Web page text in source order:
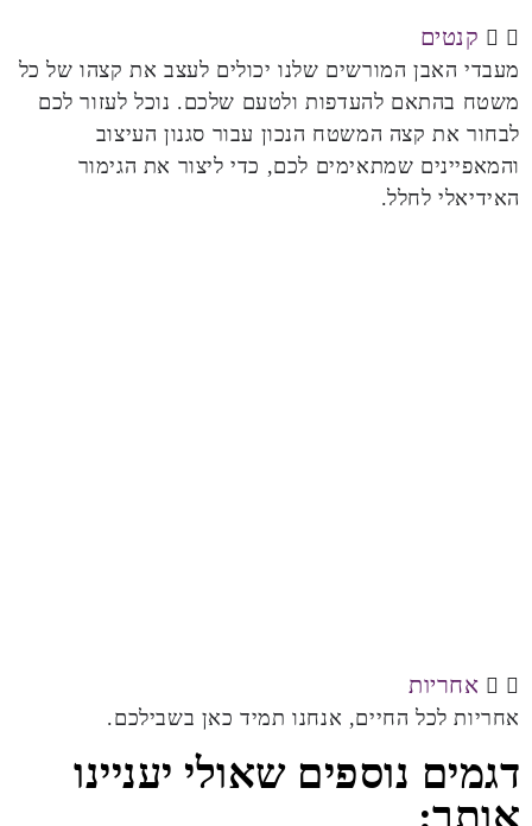
קנטים
מעבדי האבן המורשים שלנו יכולים לעצב את קצהו של כל
משטח בהתאם להעדפות ולטעם שלכם. נוכל לעזור לכם
לבחור את קצה המשטח הנכון עבור סגנון העיצוב
והמאפיינים שמתאימים לכם, כדי ליצור את הגימור
האידיאלי לחלל.
אחריות
אחריות לכל החיים, אנחנו תמיד כאן בשבילכם.
דגמים נוספים שאולי יעניינו
אותך: